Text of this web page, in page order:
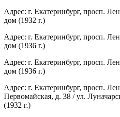
Адрес: г. Екатеринбург, просп.
дом (1932 г.)
Адрес: г. Екатеринбург, просп.
дом (1936 г.)
Адрес: г. Екатеринбург, просп.
дом (1936 г.)
Адрес: г. Екатеринбург, просп.
Первомайская, д. 38 /ул.
(1932 г.)